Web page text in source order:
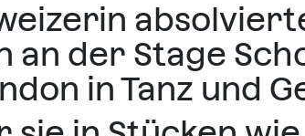
der Stage
in Tanz und